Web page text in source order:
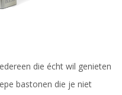
die écht wil genieten
bastonen die je niet